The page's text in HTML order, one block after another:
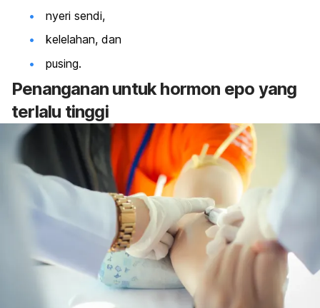
nyeri sendi,
kelelahan, dan
pusing.
Penanganan untuk hormon epo yang
terlalu tinggi